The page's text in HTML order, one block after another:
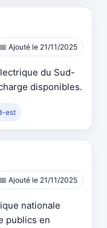
📅 Ajouté le 21/11/2025
du Sud-
disponibles.
est
📅 Ajouté le 21/11/2025
nationale
publics en